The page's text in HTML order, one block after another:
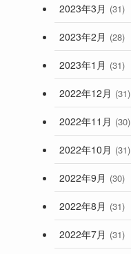
2023年3月 (31)
2023年2月 (28)
2023年1月 (31)
2022年12月 (31)
2022年11月 (30)
2022年10月 (31)
2022年9月 (30)
2022年8月 (31)
2022年7月 (31)